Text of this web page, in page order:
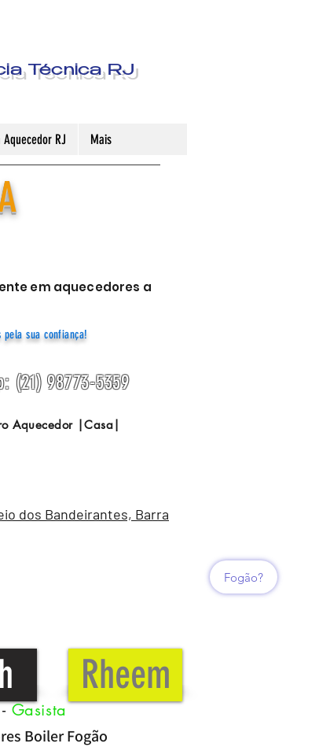
Técnica RJ
Aquecedor RJ Mais
em aquecedores a
pela sua confiança!
(21) 98773-5359
Aquecedor |Casa|
dos Bandeirantes, Barra
Fogão?
Rheem
Gasista
Boiler Fogão